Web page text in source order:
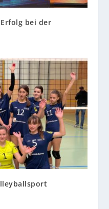
bei der